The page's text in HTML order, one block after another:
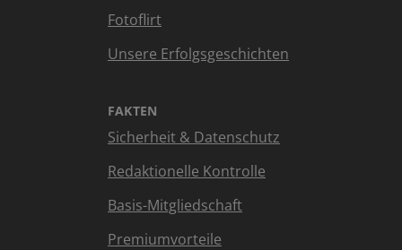
Fotoflirt
Unsere Erfolgsgeschichten
FAKTEN
Sicherheit & Datenschutz
Redaktionelle Kontrolle
Basis-Mitgliedschaft
Premiumvorteile